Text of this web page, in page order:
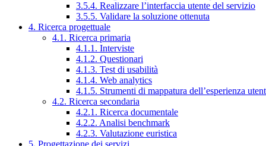
3.5.4. Realizzare l’interfaccia utente del servizio
3.5.5. Validare la soluzione ottenuta
4. Ricerca progettuale
4.1. Ricerca primaria
4.1.1. Interviste
4.1.2. Questionari
4.1.3. Test di usabilità
4.1.4. Web analytics
4.1.5. Strumenti di mappatura dell’esperienza
4.2. Ricerca secondaria
4.2.1. Ricerca documentale
4.2.2. Analisi benchmark
4.2.3. Valutazione euristica
5. Progettazione dei servizi